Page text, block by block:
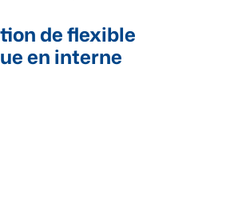
de flexible
en interne